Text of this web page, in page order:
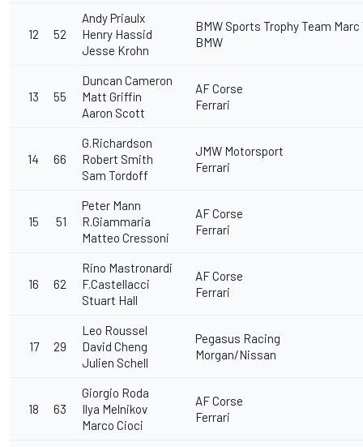
12 52
Andy Priaulx
Henry Hassid
Jesse Krohn
BMW Sports Trophy Team Marc
BMW
13 55
Duncan Cameron
Matt Griffin
Aaron Scott
AF Corse
Ferrari
14 66
G.Richardson
Robert Smith
Sam Tordoff
JMW Motorsport
Ferrari
15 51
Peter Mann
R.Giammaria
Matteo Cressoni
AF Corse
Ferrari
16 62
Rino Mastronardi
F.Castellacci
Stuart Hall
AF Corse
Ferrari
17 29
Leo Roussel
David Cheng
Julien Schell
Pegasus Racing
Morgan/Nissan
18 63
Giorgio Roda
Ilya Melnikov
Marco Cioci
AF Corse
Ferrari